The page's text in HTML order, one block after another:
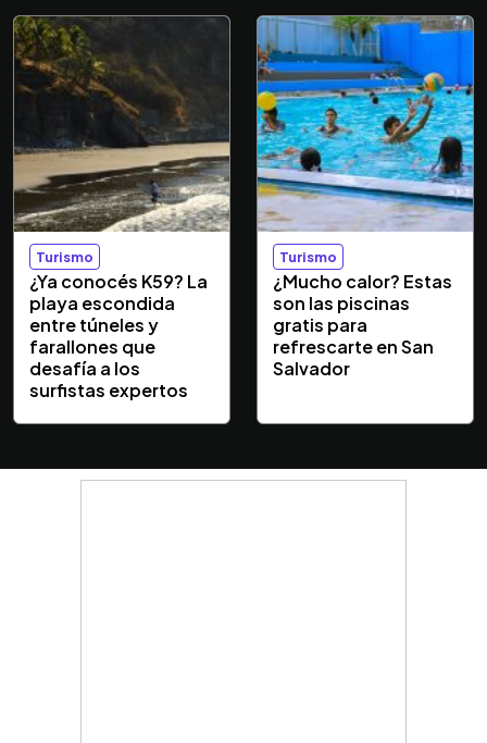
Turismo
¿Ya conocés K59? La
playa escondida
entre túneles y
farallones que
desafía a los
surfistas expertos
Turismo
¿Mucho calor? Estas
son las piscinas
gratis para
refrescarte en San
Salvador